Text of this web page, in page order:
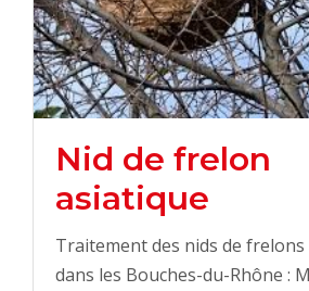
Nid de frelon
asiatique
Traitement des nids de frelons
dans les Bouches-du-Rhône :